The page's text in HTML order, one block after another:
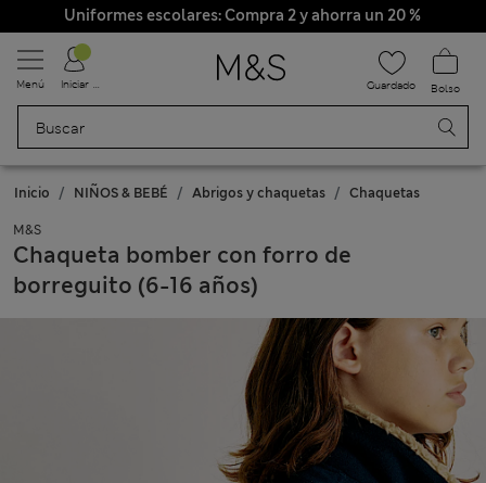
Uniformes escolares: Compra 2 y ahorra un 20 %
Menú Iniciar sesión Guardado Bolso
Inicio NIÑOS & BEBÉ Abrigos y chaquetas Chaquetas
M&S
Chaqueta bomber con forro de
borreguito (6-16 años)